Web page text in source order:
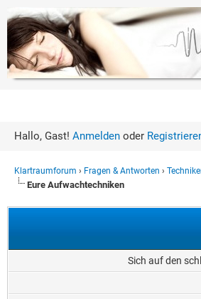
Hallo, Gast! Anmelden oder
Klartraumforum › Fragen & Antworten ›
Eure Aufwachtechniken
Sich auf den